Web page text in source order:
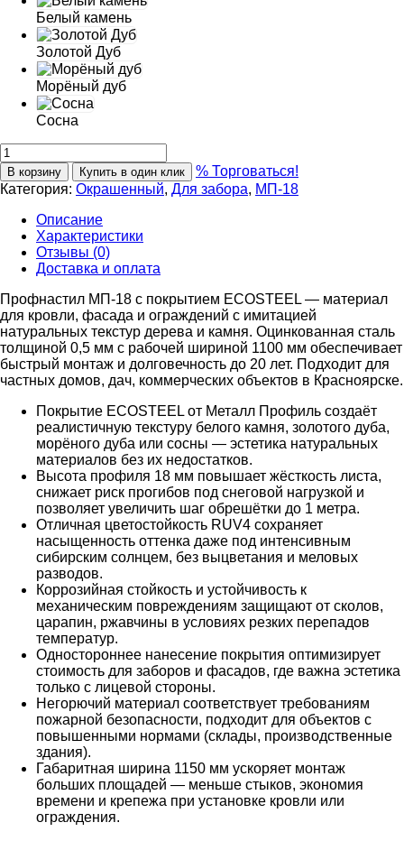
Белый камень
Золотой Дуб
Морёный дуб
Сосна
В корзину Купить в один клик
% Торговаться!
Категория: Окрашенный, Для забора, МП-18
Описание
Характеристики
Отзывы (0)
Доставка и оплата
Профнастил МП-18 с покрытием ECOSTEEL — материал
для кровли, фасада и ограждений с имитацией
натуральных текстур дерева и камня. Оцинкованная сталь
толщиной 0,5 мм с рабочей шириной 1100 мм обеспечивает
быстрый монтаж и долговечность до 20 лет. Подходит для
частных домов, дач, коммерческих объектов в Красноярске.
Покрытие ECOSTEEL от Металл Профиль создаёт
реалистичную текстуру белого камня, золотого дуба,
морёного дуба или сосны — эстетика натуральных
материалов без их недостатков.
Высота профиля 18 мм повышает жёсткость листа,
снижает риск прогибов под снеговой нагрузкой и
позволяет увеличить шаг обрешётки до 1 метра.
Отличная цветостойкость RUV4 сохраняет
насыщенность оттенка даже под интенсивным
сибирским солнцем, без выцветания и меловых
разводов.
Коррозийная стойкость и устойчивость к
механическим повреждениям защищают от сколов,
царапин, ржавчины в условиях резких перепадов
температур.
Одностороннее нанесение покрытия оптимизирует
стоимость для заборов и фасадов, где важна эстетика
только с лицевой стороны.
Негорючий материал соответствует требованиям
пожарной безопасности, подходит для объектов с
повышенными нормами (склады, производственные
здания).
Габаритная ширина 1150 мм ускоряет монтаж
больших площадей — меньше стыков, экономия
времени и крепежа при установке кровли или
ограждения.